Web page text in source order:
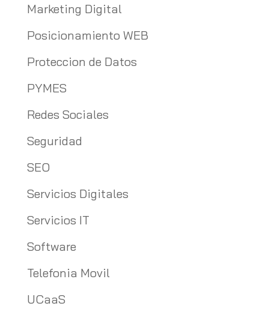
Marketing Digital
Posicionamiento WEB
Proteccion de Datos
PYMES
Redes Sociales
Seguridad
SEO
Servicios Digitales
Servicios IT
Software
Telefonia Movil
UCaaS